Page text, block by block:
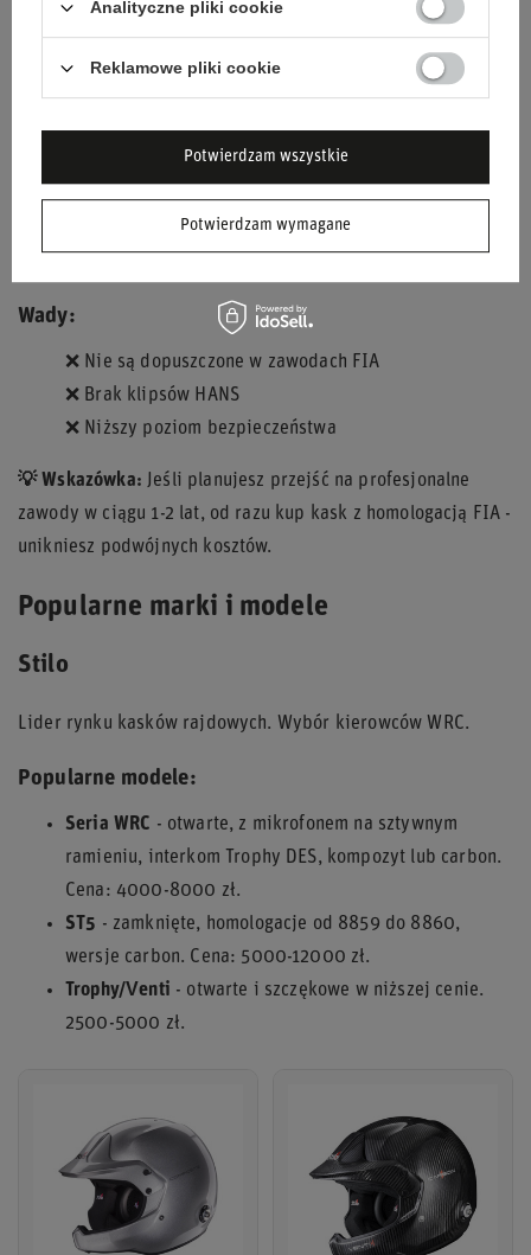
Kaski z homologacją drogową ECE
Kaski z homologacją ECE 22.05/22.06. Mogą być używane
tylko na imprezach amatorskich.
✅Niska cena (400-700 zł)
Dobre dla początkujących
Wady:
❌ Nie są dopuszczone w zawodach FIA
❌ Brak klipsów HANS
❌ Niższy poziom bezpieczeństwa
💡 Wskazówka: Jeśli planujesz przejść na profesjonalne
zawody w ciągu 1-2 lat, od razu kup kask z homologacją FIA -
unikniesz podwójnych kosztów.
Popularne marki i modele
Stilo
Lider rynku kasków rajdowych. Wybór kierowców WRC.
Popularne modele:
Seria WRC - otwarte, z mikrofonem na sztywnym
ramieniu, interkom Trophy DES, kompozyt lub carbon.
Cena: 4000-8000 zł.
ST5 - zamknięte, homologacje od 8859 do 8860,
wersje carbon. Cena: 5000-12000 zł.
Trophy/Venti - otwarte i szczękowe w niższej cenie.
2500-5000 zł.
Analityczne pliki cookie
Reklamowe pliki cookie
Potwierdzam wymagane
Potwierdzam wszystkie